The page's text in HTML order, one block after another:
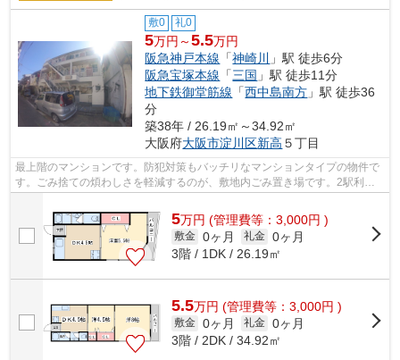
敷0 礼0
5万円～5.5万円
阪急神戸本線 「神崎川
」駅 徒歩6分
阪急宝塚本線 「三国 」駅 徒歩11分
地下鉄御堂筋線 「西中島南方 」駅 徒歩36
分
築38年 / 26.19㎡～34.92㎡
大阪府大阪市淀川区新高 ５丁目
最上階のマンションです。防犯対策もバッチリなマンションタイプの物件で
す。ごみ捨ての煩わしさを軽減するのが、敷地内ごみ置き場です。2駅利用
5万円 (管理費等：3,000円 )
敷金 0ヶ月 礼金 0ヶ月
3階 / 1DK / 26.19㎡
5.5万円 (管理費等：3,000円 )
敷金 0ヶ月 礼金 0ヶ月
3階 / 2DK / 34.92㎡